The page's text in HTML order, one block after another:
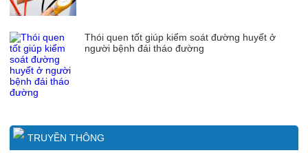
Thói quen tốt giúp kiểm soát đường huyết ở
người bệnh đái tháo đường
TRUYỀN THÔNG